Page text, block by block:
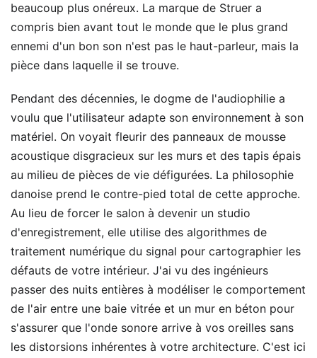
beaucoup plus onéreux. La marque de Struer a
compris bien avant tout le monde que le plus grand
ennemi d'un bon son n'est pas le haut-parleur, mais la
pièce dans laquelle il se trouve.
Pendant des décennies, le dogme de l'audiophilie a
voulu que l'utilisateur adapte son environnement à son
matériel. On voyait fleurir des panneaux de mousse
acoustique disgracieux sur les murs et des tapis épais
au milieu de pièces de vie défigurées. La philosophie
danoise prend le contre-pied total de cette approche.
Au lieu de forcer le salon à devenir un studio
d'enregistrement, elle utilise des algorithmes de
traitement numérique du signal pour cartographier les
défauts de votre intérieur. J'ai vu des ingénieurs
passer des nuits entières à modéliser le comportement
de l'air entre une baie vitrée et un mur en béton pour
s'assurer que l'onde sonore arrive à vos oreilles sans
les distorsions inhérentes à votre architecture. C'est ici